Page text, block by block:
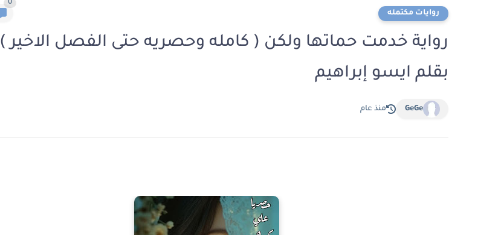
روايات مكتمله
0
رواية خدمت حماتها ولكن ( كامله وحصريه حتى الفصل الاخير )
بقلم ايسو إبراهيم
GeGe منذ عام